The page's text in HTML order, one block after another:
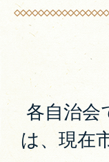
各自治会
は、現在